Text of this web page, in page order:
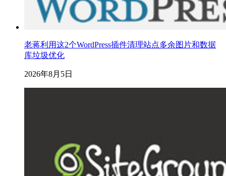
老蒋利用这2个WordPress插件清理站点多余图片和数据
库垃圾优化
2026年8月5日